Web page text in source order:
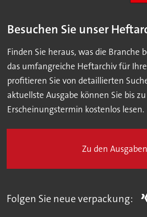
Besuchen Sie unser
Finden Sie heraus, was die Branche
das umfangreiche Heftarchiv für
profitieren Sie von detaillierten
aktuellste Ausgabe können Sie bis
Erscheinungstermin kostenlos lesen.
Zu den Ausgaben
Folgen Sie neue verpackung: